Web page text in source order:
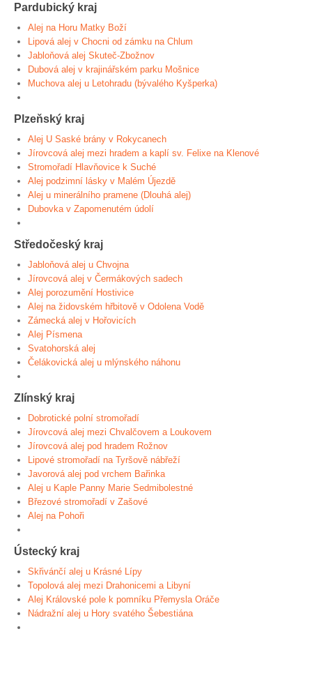
Pardubický kraj
Alej na Horu Matky Boží
Lipová alej v Chocni od zámku na Chlum
Jabloňová alej Skuteč-Zbožnov
Dubová alej v krajinářském parku Mošnice
Muchova alej u Letohradu (bývalého Kyšperka)
Plzeňský kraj
Alej U Saské brány v Rokycanech
Jírovcová alej mezi hradem a kaplí sv. Felixe na Klenové
Stromořadí Hlavňovice k Suché
Alej podzimní lásky v Malém Újezdě
Alej u minerálního pramene (Dlouhá alej)
Dubovka v Zapomenutém údolí
Středočeský kraj
Jabloňová alej u Chvojna
Jírovcová alej v Čermákových sadech
Alej porozumění Hostivice
Alej na židovském hřbitově v Odolena Vodě
Zámecká alej v Hořovicích
Alej Písmena
Svatohorská alej
Čelákovická alej u mlýnského náhonu
Zlínský kraj
Dobrotické polní stromořadí
Jírovcová alej mezi Chvalčovem a Loukovem
Jírovcová alej pod hradem Rožnov
Lipové stromořadí na Tyršově nábřeží
Javorová alej pod vrchem Bařinka
Alej u Kaple Panny Marie Sedmibolestné
Březové stromořadí v Zašové
Alej na Pohoři
Ústecký kraj
Skřivánčí alej u Krásné Lípy
Topolová alej mezi Drahonicemi a Libyní
Alej Královské pole k pomníku Přemysla Oráče
Nádražní alej u Hory svatého Šebestiána